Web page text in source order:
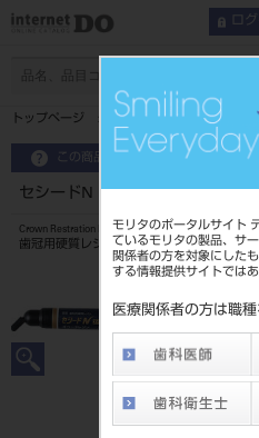
モリタのポータルサイト
ているモリタの製品、サ
関係者の方を対象にした
する情報提供サイトではあ
医療関係者の方は職種
ロ
トップページ セシードN サービカル
この商品に関するお問い合わせ
セシードN サービカル CV7
Crown Restration Hard Resin
歯冠用硬質レジン